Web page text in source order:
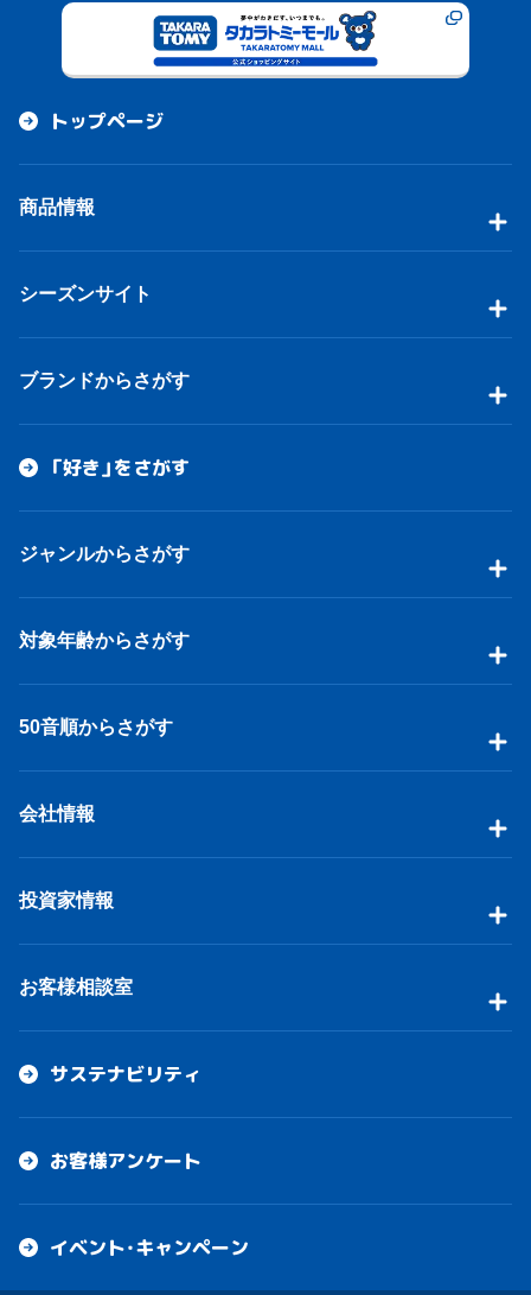
トップページ
商品情報
シーズンサイト
ブランドからさがす
「好き」をさがす
ジャンルからさがす
対象年齢からさがす
50音順からさがす
会社情報
投資家情報
お客様相談室
サステナビリティ
お客様アンケート
イベント・キャンペーン